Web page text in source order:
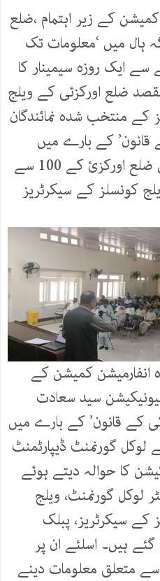
کے زیر اہتمام ،ضلع
ہال میں ‘معلومات تک
ایک روزہ سیمینار کا
مقصد ضلع اورکزئی کے ویلج
کے منتخب شدہ نمائندگان
کے بارے میں
آگاہی دینا تھا۔ سیمینار میں ضلع اورکزئ کے 100 سے
کونسلز کے سیکرٹریز
انفارمیشن کمیشن کے
سید سعادت
کے قانون’ کے بارے میں
لوکل گورنمنٹ ڈیپارٹمنٹ
کا حوالہ دیتے ہوئے
لوکل گورنمنٹ، ویلج
کے سیکرٹریز، پبلک
گئے ہیں۔ اسلئے ان پر
متعلق معلومات دینے